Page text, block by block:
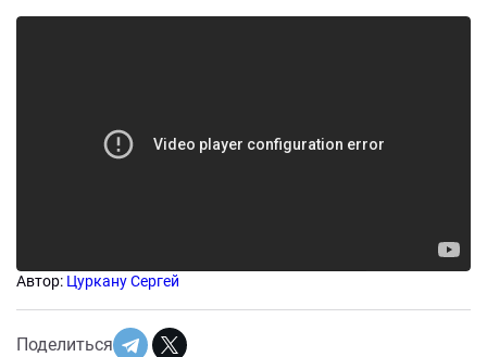
Автор: Цуркану Сергей
Поделиться